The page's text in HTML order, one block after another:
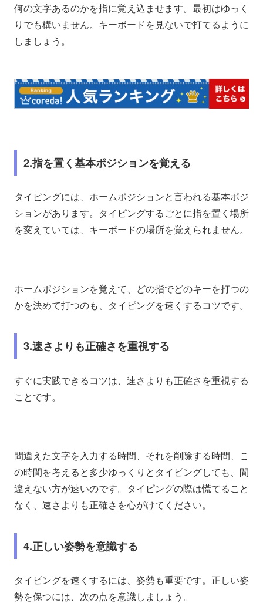
何の文字あるのかを指に覚え込ませます。最初はゆっく
りでも構いません。キーボードを見ないで打てるように
しましょう。
2.指を置く基本ポジションを覚える
タイピングには、ホームポジションと言われる基本ポジ
ションがあります。タイピングするごとに指を置く場所
を変えていては、キーボードの場所を覚えられません。
ホームポジションを覚えて、どの指でどのキーを打つの
かを決めて打つのも、タイピングを速くするコツです。
3.速さよりも正確さを重視する
すぐに実践できるコツは、速さよりも正確さを重視する
ことです。
間違えた文字を入力する時間、それを削除する時間、こ
の時間を考えると多少ゆっくりとタイピングしても、間
違えない方が速いのです。タイピングの際は慌てること
なく、速さよりも正確さを心がけてください。
4.正しい姿勢を意識する
タイピングを速くするには、姿勢も重要です。正しい姿
勢を保つには、次の点を意識しましょう。